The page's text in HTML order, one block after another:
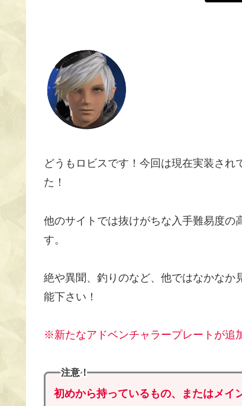
どうもロビスです！今回は現在実装さ
た！
他のサイトでは抜けがちな入手難易度の
す。
絶や異聞、釣りのなど、他ではなかな
能下さい！
※新たなアドベンチャラープレートが追
注意！
初めから持っているもの、またはメイ